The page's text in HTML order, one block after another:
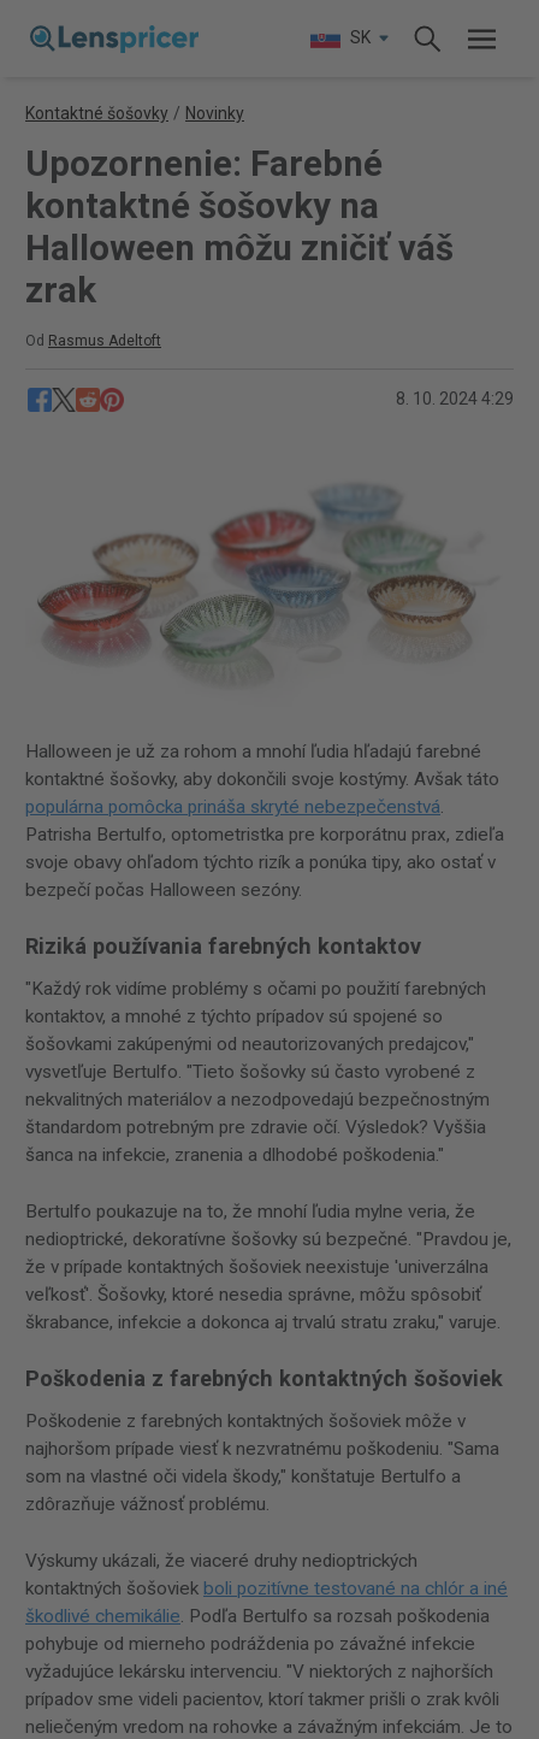
SK
Kontaktné šošovky / Novinky
Upozornenie: Farebné
kontaktné šošovky na
Halloween môžu zničiť váš
zrak
Od Rasmus Adeltoft
8. 10. 2024 4:29
Halloween je už za rohom a mnohí ľudia hľadajú farebné
kontaktné šošovky, aby dokončili svoje kostýmy. Avšak táto
populárna pomôcka prináša skryté nebezpečenstvá.
Patrisha Bertulfo, optometristka pre korporátnu prax, zdieľa
svoje obavy ohľadom týchto rizík a ponúka tipy, ako ostať v
bezpečí počas Halloween sezóny.
Riziká používania farebných kontaktov
"Každý rok vidíme problémy s očami po použití farebných
kontaktov, a mnohé z týchto prípadov sú spojené so
šošovkami zakúpenými od neautorizovaných predajcov,"
vysvetľuje Bertulfo. "Tieto šošovky sú často vyrobené z
nekvalitných materiálov a nezodpovedajú bezpečnostným
štandardom potrebným pre zdravie očí. Výsledok? Vyššia
šanca na infekcie, zranenia a dlhodobé poškodenia."
Bertulfo poukazuje na to, že mnohí ľudia mylne veria, že
nedioptrické, dekoratívne šošovky sú bezpečné. "Pravdou je,
že v prípade kontaktných šošoviek neexistuje 'univerzálna
veľkosť'. Šošovky, ktoré nesedia správne, môžu spôsobiť
škrabance, infekcie a dokonca aj trvalú stratu zraku," varuje.
Poškodenia z farebných kontaktných šošoviek
Poškodenie z farebných kontaktných šošoviek môže v
najhoršom prípade viesť k nezvratnému poškodeniu. "Sama
som na vlastné oči videla škody," konštatuje Bertulfo a
zdôrazňuje vážnosť problému.
Výskumy ukázali, že viaceré druhy nedioptrických
kontaktných šošoviek boli pozitívne testované na chlór a iné
škodlivé chemikálie . Podľa Bertulfo sa rozsah poškodenia
pohybuje od mierneho podráždenia po závažné infekcie
vyžadujúce lekársku intervenciu. "V niektorých z najhorších
prípadov sme videli pacientov, ktorí takmer prišli o zrak kvôli
neliečeným vredom na rohovke a závažným infekciám. Je to